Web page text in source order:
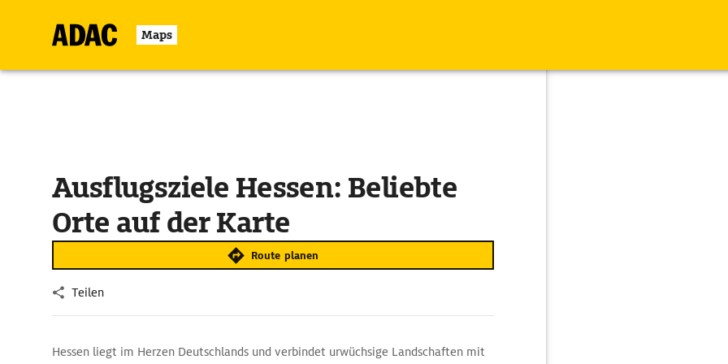
Maps
Ausflugsziele Hessen: Beliebte
Orte auf der Karte
Route planen
Teilen
Hessen liegt im Herzen Deutschlands und verbindet urwüchsige Landschaften mit